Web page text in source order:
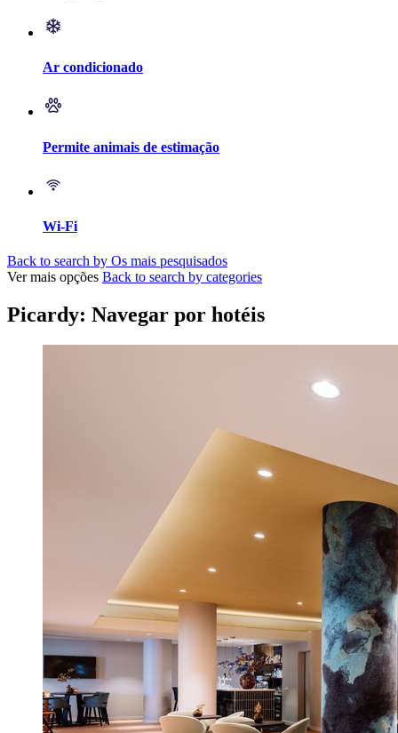
Ar condicionado
Permite animais de estimação
Wi-Fi
Back to search by Os mais pesquisados
Ver mais opções Back to search by categories
Picardy: Navegar por hotéis